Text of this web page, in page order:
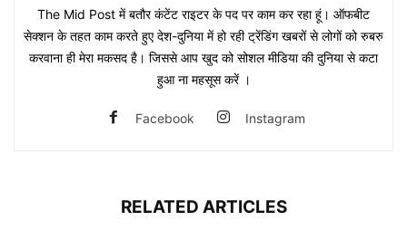
The Mid Post में बतौर कंटेंट राइटर के पद पर काम कर रहा हूं। ऑफबीट
सेक्शन के तहत काम करते हुए देश-दुनिया में हो रही ट्रेंडिंग खबरों से लोगों को रुबरु
करवाना ही मेरा मकसद है। जिससे आप खुद को सोशल मीडिया की दुनिया से कटा
हुआ ना महसूस करें ।
Facebook Instagram
RELATED ARTICLES